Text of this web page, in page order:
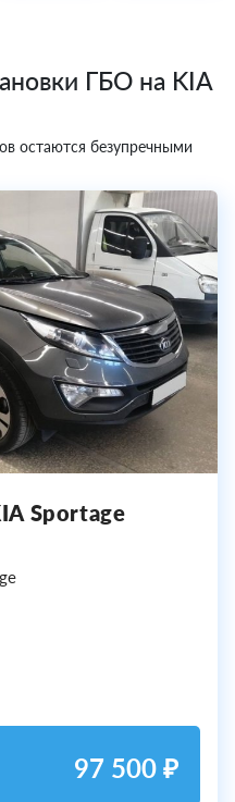
ГБО на KIA
остаются безупречными
Sportage
97 500 ₽